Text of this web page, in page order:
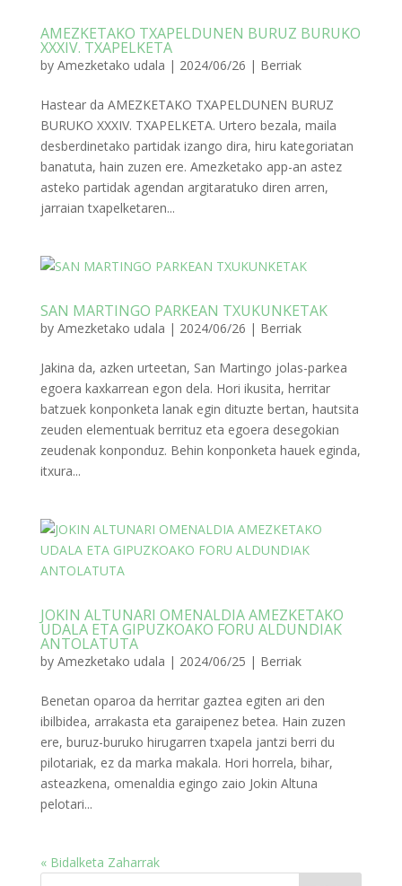
AMEZKETAKO TXAPELDUNEN BURUZ BURUKO
XXXIV. TXAPELKETA
by Amezketako udala | 2024/06/26 | Berriak
Hastear da AMEZKETAKO TXAPELDUNEN BURUZ
BURUKO XXXIV. TXAPELKETA. Urtero bezala, maila
desberdinetako partidak izango dira, hiru kategoriatan
banatuta, hain zuzen ere. Amezketako app-an astez
asteko partidak agendan argitaratuko diren arren,
jarraian txapelketaren...
SAN MARTINGO PARKEAN TXUKUNKETAK
by Amezketako udala | 2024/06/26 | Berriak
Jakina da, azken urteetan, San Martingo jolas-parkea
egoera kaxkarrean egon dela. Hori ikusita, herritar
batzuek konponketa lanak egin dituzte bertan, hautsita
zeuden elementuak berrituz eta egoera desegokian
zeudenak konponduz. Behin konponketa hauek eginda,
itxura...
JOKIN ALTUNARI OMENALDIA AMEZKETAKO
UDALA ETA GIPUZKOAKO FORU ALDUNDIAK
ANTOLATUTA
by Amezketako udala | 2024/06/25 | Berriak
Benetan oparoa da herritar gaztea egiten ari den
ibilbidea, arrakasta eta garaipenez betea. Hain zuzen
ere, buruz-buruko hirugarren txapela jantzi berri du
pilotariak, ez da marka makala. Hori horrela, bihar,
asteazkena, omenaldia egingo zaio Jokin Altuna
pelotari...
« Bidalketa Zaharrak